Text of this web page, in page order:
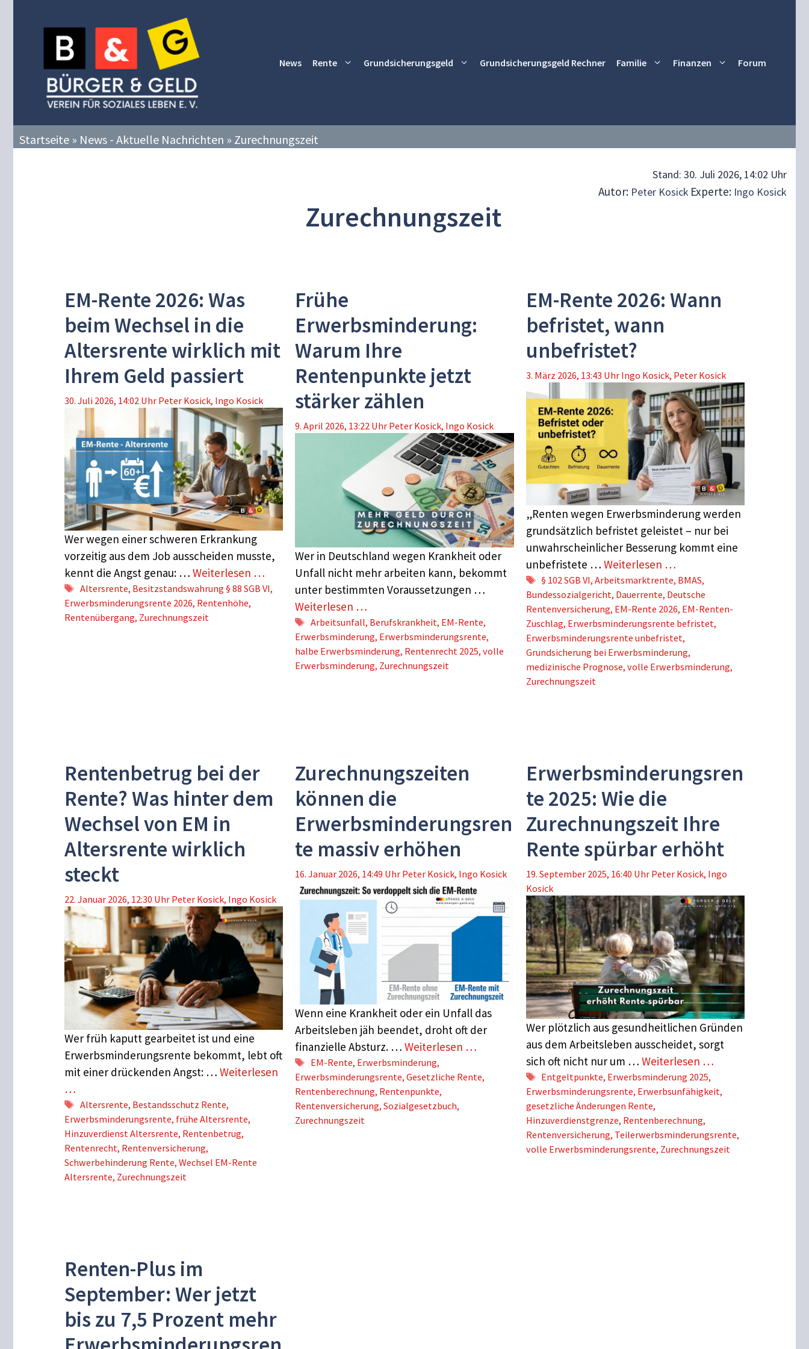
News Rente Grundsicherungsgeld Grundsicherungsgeld Rechner Familie Finanzen Forum
Startseite » News - Aktuelle Nachrichten » Zurechnungszeit
Stand: 30. Juli 2026, 14:02 Uhr
Autor: Peter Kosick Experte: Ingo Kosick
Zurechnungszeit
EM-Rente 2026: Was
beim Wechsel in die
Altersrente wirklich mit
Ihrem Geld passiert
30. Juli 2026, 14:02 Uhr Peter Kosick, Ingo Kosick
Wer wegen einer schweren Erkrankung
vorzeitig aus dem Job ausscheiden musste,
kennt die Angst genau: … Weiterlesen …
Schlagwörter
Altersrente, Besitzstandswahrung § 88 SGB VI,
Erwerbsminderungsrente 2026, Rentenhöhe,
Rentenübergang, Zurechnungszeit
Frühe
Erwerbsminderung:
Warum Ihre
Rentenpunkte jetzt
stärker zählen
9. April 2026, 13:22 Uhr Peter Kosick, Ingo Kosick
Wer in Deutschland wegen Krankheit oder
Unfall nicht mehr arbeiten kann, bekommt
unter bestimmten Voraussetzungen …
Weiterlesen …
Schlagwörter
Arbeitsunfall, Berufskrankheit, EM-Rente,
Erwerbsminderung, Erwerbsminderungsrente,
halbe Erwerbsminderung, Rentenrecht 2025,volle
Erwerbsminderung, Zurechnungszeit
EM-Rente 2026: Wann
befristet, wann
unbefristet?
3. März 2026, 13:43 Uhr Ingo Kosick, Peter Kosick
„Renten wegen Erwerbsminderung werden
grundsätzlich befristet geleistet – nur bei
unwahrscheinlicher Besserung kommt eine
unbefristete … Weiterlesen …
Schlagwörter
§ 102 SGB VI,Arbeitsmarktrente, BMAS,
Bundessozialgericht, Dauerrente, Deutsche
Rentenversicherung, EM-Rente 2026, EM-Renten-
Zuschlag, Erwerbsminderungsrente befristet,
Erwerbsminderungsrente unbefristet,
Grundsicherung bei Erwerbsminderung,
medizinische Prognose, volle Erwerbsminderung,
Zurechnungszeit
Rentenbetrug bei der
Rente? Was hinter dem
Wechsel von EM in
Altersrente wirklich
steckt
22. Januar 2026, 12:30 Uhr Peter Kosick, Ingo Kosick
Wer früh kaputt gearbeitet ist und eine
Erwerbsminderungsrente bekommt, lebt oft
mit einer drückenden Angst: … Weiterlesen
…
Schlagwörter
Altersrente, Bestandsschutz Rente,
Erwerbsminderungsrente, frühe Altersrente,
Hinzuverdienst Altersrente, Rentenbetrug,
Rentenrecht, Rentenversicherung,
Schwerbehinderung Rente, Wechsel EM-Rente
Altersrente, Zurechnungszeit
Zurechnungszeiten
können die
Erwerbsminderungsren
te massiv erhöhen
16. Januar 2026, 14:49 Uhr Peter Kosick, Ingo Kosick
Wenn eine Krankheit oder ein Unfall das
Arbeitsleben jäh beendet, droht oft der
finanzielle Absturz. …Weiterlesen …
Schlagwörter
EM-Rente, Erwerbsminderung,
Erwerbsminderungsrente,Gesetzliche Rente,
Rentenberechnung, Rentenpunkte,
Rentenversicherung,Sozialgesetzbuch,
Zurechnungszeit
Erwerbsminderungsren
te 2025: Wie die
Zurechnungszeit Ihre
Rente spürbar erhöht
19. September 2025, 16:40 Uhr Peter Kosick, Ingo
Kosick
Wer plötzlich aus gesundheitlichen Gründen
aus dem Arbeitsleben ausscheidet, sorgt
sich oft nicht nur um … Weiterlesen …
Schlagwörter
Entgeltpunkte, Erwerbsminderung 2025,
Erwerbsminderungsrente, Erwerbsunfähigkeit,
gesetzliche Änderungen Rente,
Hinzuverdienstgrenze, Rentenberechnung,
Rentenversicherung, Teilerwerbsminderungsrente,
volle Erwerbsminderungsrente, Zurechnungszeit
Renten-Plus im
September: Wer jetzt
bis zu 7,5 Prozent mehr